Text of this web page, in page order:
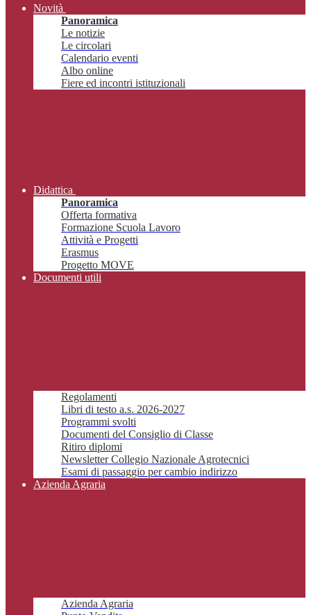
Novità
Panoramica
Le notizie
Le circolari
Calendario eventi
Albo online
Fiere ed incontri istituzionali
Didattica
Panoramica
Offerta formativa
Formazione Scuola Lavoro
Attività e Progetti
Erasmus
Progetto MOVE
Documenti utili
Regolamenti
Libri di testo a.s. 2026-2027
Programmi svolti
Documenti del Consiglio di Classe
Ritiro diplomi
Newsletter Collegio Nazionale Agrotecnici
Esami di passaggio per cambio indirizzo
Azienda Agraria
Azienda Agraria